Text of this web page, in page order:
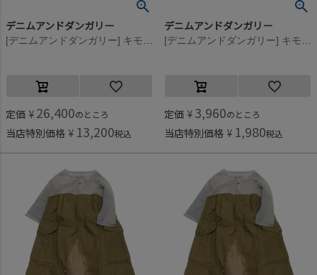
デニムアンドダンガリー
定価 ¥ 26,400のところ
当店特別価格 ¥ 13,200税込
デニムアンドダンガリー
定価 ¥ 3,960のところ
当店特別価格 ¥ 1,980税込